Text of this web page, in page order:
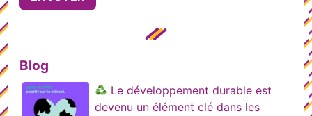
Blog
Le développement durable est
devenu un élément clé dans les